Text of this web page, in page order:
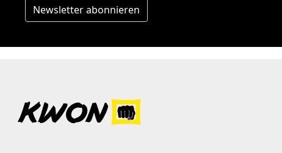
Newsletter abonnieren